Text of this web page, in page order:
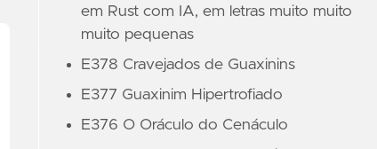
em Rust com IA, em letras muito muito
muito pequenas
E378 Cravejados de Guaxinins
E377 Guaxinim Hipertrofiado
E376 O Oráculo do Cenáculo